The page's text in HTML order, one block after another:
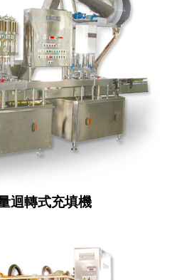
迴轉式充填機